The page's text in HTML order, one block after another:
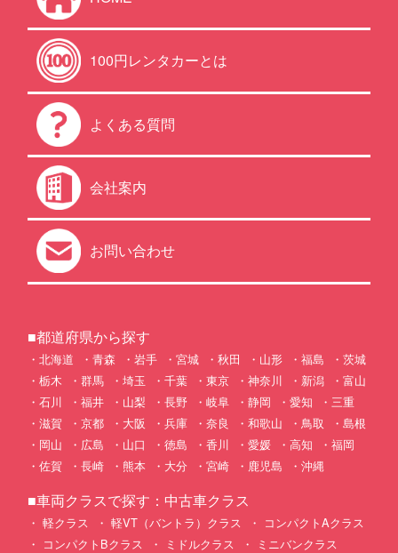
100円レンタカーとは
よくある質問
会社案内
お問い合わせ
■都道府県から探す
北海道 青森 岩手 宮城 秋田 山形 福島
茨城
栃木
群馬 埼玉 千葉 東京 神奈川 新潟
富山
石川
福井 山梨 長野 岐阜 静岡 愛知
三重
滋賀
京都 大阪 兵庫 奈良 和歌山 鳥取
島根
岡山
広島 山口 徳島 香川 愛媛 高知
福岡
佐賀
長崎 熊本 大分 宮崎 鹿児島 沖縄
■車両クラスで探す：中古車クラス
軽クラス 軽VT（バントラ）クラス
コンパクトAクラス
コンパクトBクラス
ミドルクラス
ミニバンクラス